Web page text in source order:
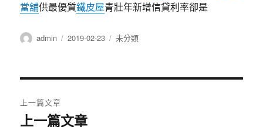
當舖供最優質鐵皮屋青壯年新增信貸利率卻是
作
admin
發
2019-02-23
分
未分類
章
上一篇文章
上
上一篇文章